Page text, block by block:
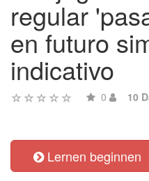
regular
en futuro
indicativo
0 10
Lernen beginnen